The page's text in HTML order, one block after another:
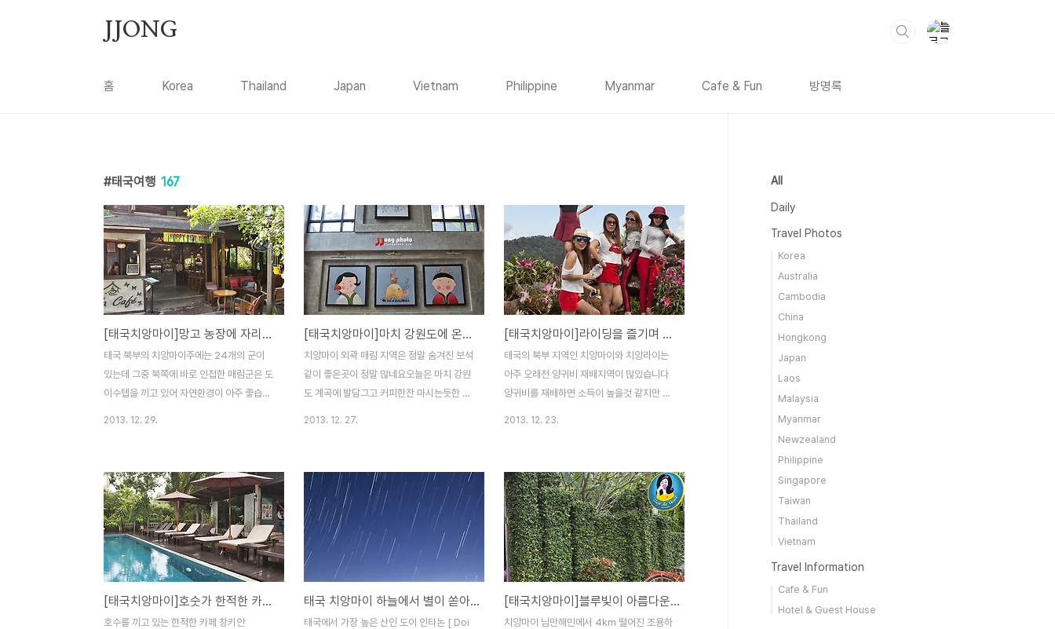
JJONG
홈 Korea Thailand Japan Vietnam Philippine Myanmar Cafe & Fun 방명록
태국여행 167
[태국치앙마이]망고 농장에 자리잡은 살라카페 / Sala Cafe
태국 북부의 치앙마이주에는 24개의 군이
있는데 그중 북쪽에 바로 인접한 매림군은 도
이수텝을 끼고 있어 자연환경이 아주 좋습니
강원도 계곡같은 느낌의 앳 나타 카페 주변에
는 그에 못지않은 카페들이 많더군요이제부
터 인근에 Sala Cafe, Palladisso Cafe,
Kindee Cafe, Cafe Ramrimna까지 네곳
의 카페 이야기가 줄줄이 올라가니 기대하시
길 바랍니다^^ 그 첫번째로 넓은 망고 농장에
자리잡은 살라카페(Sala Cafe)를 소개하겠
습니다 앳 나타 치앙마이 칙 정글에서 약 3
2013. 12. 29.
[태국치앙마이]마치 강원도에 온듯 개울물에 발 담그고 커피한잔...앳 나타 치앙마이 칙 정글 / At Nata Chiangmai Chic Jungle
치앙마이 외곽 매림 지역은 정말 숨겨진 보석
같이 좋은곳이 정말 많네요오늘은 마치 강원
도 계곡에 발담그고 커피한잔 마시는듯한 느
홈페이지를 참조하시면 될듯 싶네요 [
http://www.atnatachiangmai.com/ ] 앳
나타 주변은 대부분 리조트가 몰려있고 근처
에 일박에 백만원정도하는 포시즌 호텔도 있
답니다 앳 나타 치앙마이 칙 정글 또한 카페
뿐 아니라 숙박시설이 있는 리조트입니다 리
조트 규모치고는 간판이 크질 않아서 두번정
도 앞을 지나쳤네요^^ 입구를 들어서니 리조
2013. 12. 27.
[태국치앙마이]라이딩을 즐기며 다녀오기 좋은 로얄프로젝트 몬참 / Mon Cham
태국의 북부 지역인 치앙마이와 치앙라이는
아주 오래전 양귀비 재배지역이 많았습니다
양귀비를 재배하면 소득이 높을것 같지만 정
고소득 작물을 키우도록 장려하고 그 방법을
알려주는 로얄프로젝트가 시작되었습니다치
앙마이 대학교내에도 로얄프로젝트라는 카페
가 있는데 고산족들이 키운 작물을 판매하는
곳이더라구요 치앙마이 매림에 가면 몬참이
란 지역이 있는데 여기도 로얄프로젝트라고
지칭하는걸로 봐서 예전에 양귀비를 재배하
던곳이었던듯 싶네요지금은 많은 식당과 카
2013. 12. 23.
[태국치앙마이]호숫가 한적한 카페 창키안 / Chang Kian
호수를 끼고 있는 한적한 카페 창키안
태국 치앙마이 하늘에서 별이 쏟아지는 도이 인타논 [ Doi Inthanon / ดอยอินทนนท์ ]
태국에서 가장 높은 산인 도이 인타논 [ Doi
[태국치앙마이]블루빛이 아름다운 카페 드 오아시스 / Cafe de Oasis
치앙마이 님만해민에서 4㎞ 떨어진 조용하
All
Daily
Travel Photos
Korea
Australia
Cambodia
China
Hongkong
Japan
Laos
Malaysia
Myanmar
Newzealand
Philippine
Singapore
Taiwan
Thailand
Vietnam
Travel Information
Cafe & Fun
Hotel & Guest House